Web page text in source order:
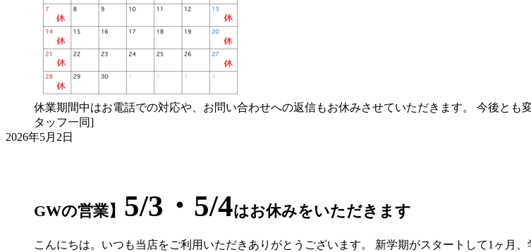
休業期間中はお電話での対応や、お問い合わせへの返信もお休みさせていただきます。 今後と
タッフ一同]
2026年5月2日
GWの営業】 5/3・5/4はお休みをいただきます
こんにちは。いつも当店をご利用いただきありがとうございます。 新学期がスタートして1ヶ月